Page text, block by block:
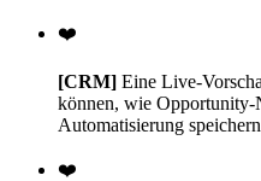
❤️
[CRM] Eine Live-
können, wie Opportunity-
Automatisierung
❤️